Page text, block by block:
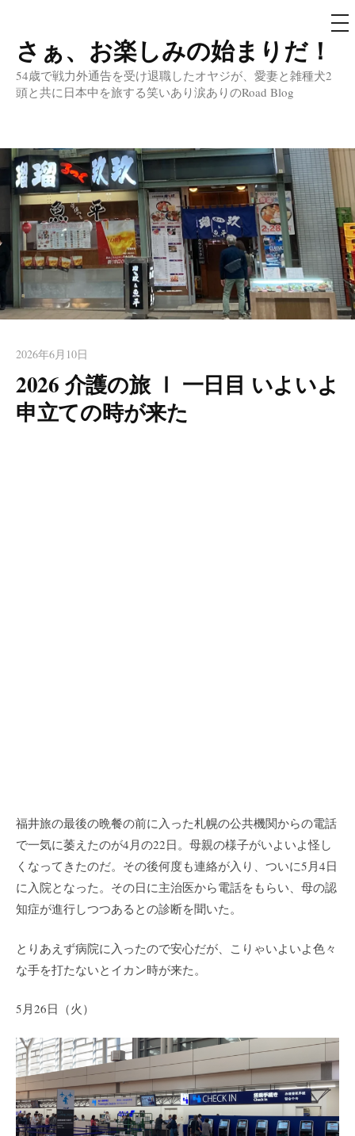
コ
ン
テ
へ
ス
キ
ッ
プ
さぁ、お楽しみの始まりだ！
54歳で戦力外通告を受け退職したオヤジが、愛妻と雑種犬2
頭と共に日本中を旅する笑いあり涙ありのRoad Blog
メ
ニ
2026年6月10日
2026 介護の旅 Ⅰ 一日目 いよいよ
申立ての時が来た
福井旅の最後の晩餐の前に入った札幌の公共機関からの電話
で一気に萎えたのが4月の22日。母親の様子がいよいよ怪し
くなってきたのだ。その後何度も連絡が入り、ついに5月4日
に入院となった。その日に主治医から電話をもらい、母の認
知症が進行しつつあるとの診断を聞いた。
とりあえず病院に入ったので安心だが、こりゃいよいよ色々
な手を打たないとイカン時が来た。
5月26日（火）